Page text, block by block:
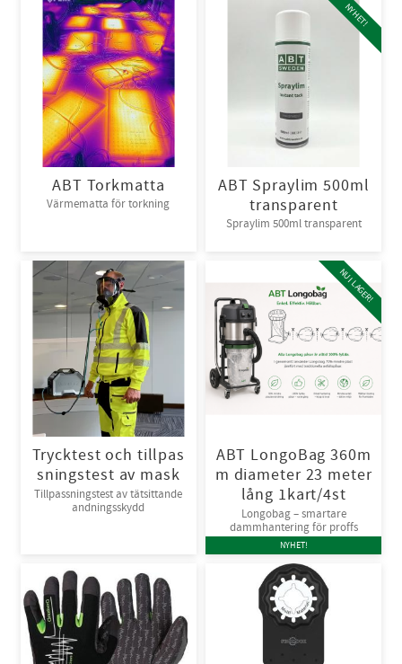
ABT Torkmatta
Värmematta för torkning
ABT Spraylim 500ml
transparent
Spraylim 500ml transparent
NYHET!
Trycktest och tillpas
sningstest av mask
Tillpassningstest av tätsittande
andningsskydd
ABT LongoBag 360m
m diameter 23 meter
lång 1kart/4st
Longobag – smartare
dammhantering för proffs
NU I LAGER!
NYHET!